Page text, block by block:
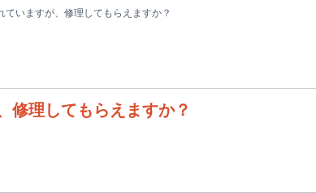
いますが、修理してもらえますか？
修理してもらえますか？